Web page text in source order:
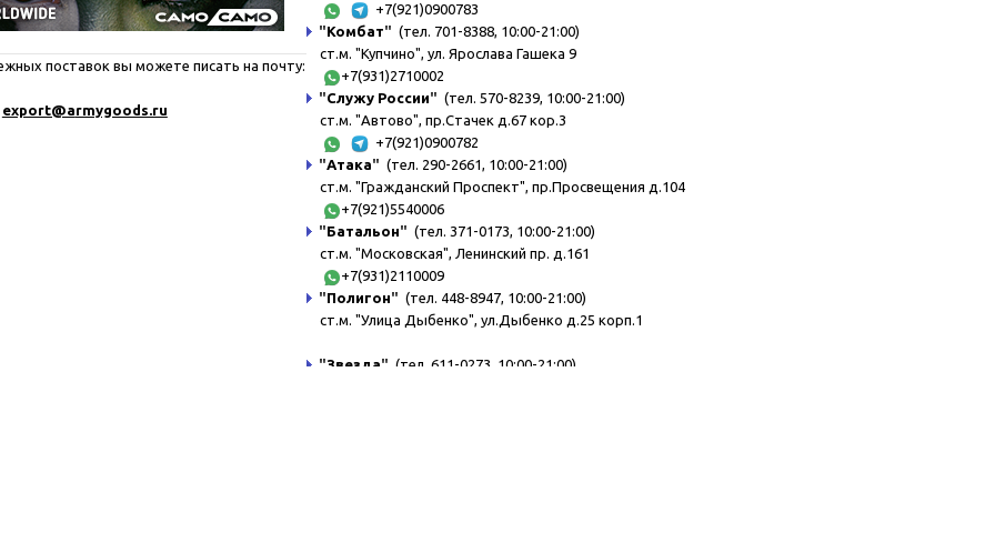
+7(921)0900783
"Комбат" (тел. 701-8388, 10:00-21:00)
ст.м. "Купчино", ул. Ярослава Гашека 9
+7(931)2710002
"Служу России" (тел. 570-8239, 10:00-21:00)
ст.м. "Автово", пр.Стачек д.67 кор.3
+7(921)0900782
"Атака" (тел. 290-2661, 10:00-21:00)
ст.м. "Гражданский Проспект", пр.Просвещения д.104
+7(921)5540006
"Батальон" (тел. 371-0173, 10:00-21:00)
ст.м. "Московская", Ленинский пр. д.161
+7(931)2110009
"Полигон" (тел. 448-8947, 10:00-21:00)
ст.м. "Улица Дыбенко", ул.Дыбенко д.25 корп.1
"Звезда" (тел. 611-0273, 10:00-21:00)
поставок вы можете писать на почту:
export@armygoods.ru